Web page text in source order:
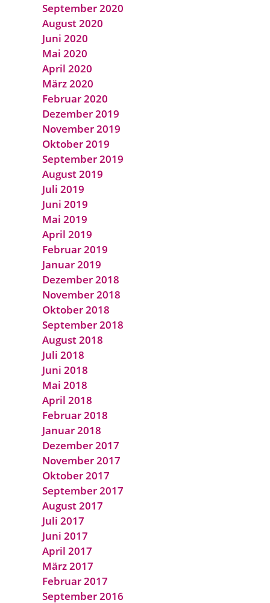
September 2020
August 2020
Juni 2020
Mai 2020
April 2020
März 2020
Februar 2020
Dezember 2019
November 2019
Oktober 2019
September 2019
August 2019
Juli 2019
Juni 2019
Mai 2019
April 2019
Februar 2019
Januar 2019
Dezember 2018
November 2018
Oktober 2018
September 2018
August 2018
Juli 2018
Juni 2018
Mai 2018
April 2018
Februar 2018
Januar 2018
Dezember 2017
November 2017
Oktober 2017
September 2017
August 2017
Juli 2017
Juni 2017
April 2017
März 2017
Februar 2017
September 2016